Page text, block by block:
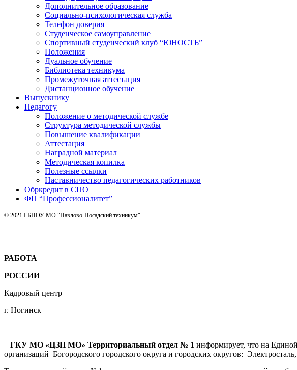
Дополнительное образование
Социально-психологическая служба
Телефон доверия
Студенческое самоуправление
Спортивный студенческий клуб “ЮНОСТЬ”
Положения
Дуальное обучение
Библиотека техникума
Промежуточная аттестация
Дистанционное обучение
Выпускнику
Педагогу
Положение о методической службе
Структура методической службы
Повышение квалификации
Аттестация
Наградной материал
Методическая копилка
Полезные ссылки
Наставничество педагогических работников
Обркредит в СПО
ФП “Профессионалитет”
© 2021 ГБПОУ МО "Павлово-Посадский техникум"
РАБОТА
РОССИИ
Кадровый центр
г. Ногинск
ГКУ МО «ЦЗН МО» Территориальный отдел № 1 информирует, что на
организаций Богородского городского округа и городских округов: